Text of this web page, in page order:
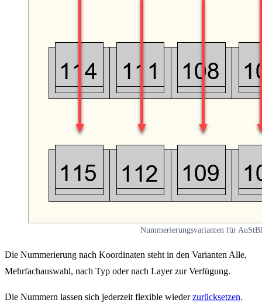
Nummerierungsvarianten für
Die Nummerierung nach Koordinaten steht in den Varianten Alle,
Mehrfachauswahl, nach Typ oder nach Layer zur Verfügung.
Die Nummern lassen sich jederzeit flexible wiederzurücksetzen.